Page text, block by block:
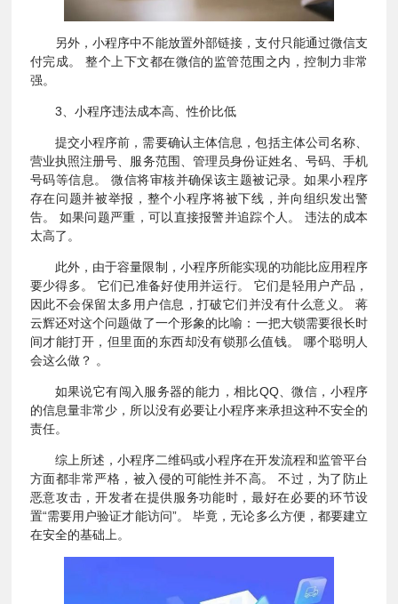
另外，小程序中不能放置外部链接，支付只能通过微信支
付完成。 整个上下文都在微信的监管范围之内，控制力非常
强。
3、小程序违法成本高、性价比低
提交小程序前，需要确认主体信息，包括主体公司名称、
营业执照注册号、服务范围、管理员身份证姓名、号码、手机
号码等信息。 微信将审核并确保该主题被记录。如果小程序
存在问题并被举报，整个小程序将被下线，并向组织发出警
告。 如果问题严重，可以直接报警并追踪个人。 违法的成本
太高了。
此外，由于容量限制，小程序所能实现的功能比应用程序
要少得多。 它们已准备好使用并运行。 它们是轻用户产品，
因此不会保留太多用户信息，打破它们并没有什么意义。 蒋
云辉还对这个问题做了一个形象的比喻：一把大锁需要很长时
间才能打开，但里面的东西却没有锁那么值钱。 哪个聪明人
会这么做？ 。
如果说它有闯入服务器的能力，相比QQ、微信，小程序
的信息量非常少，所以没有必要让小程序来承担这种不安全的
责任。
综上所述，小程序二维码或小程序在开发流程和监管平台
方面都非常严格，被入侵的可能性并不高。 不过，为了防止
恶意攻击，开发者在提供服务功能时，最好在必要的环节设
置“需要用户验证才能访问”。 毕竟，无论多么方便，都要建立
在安全的基础上。